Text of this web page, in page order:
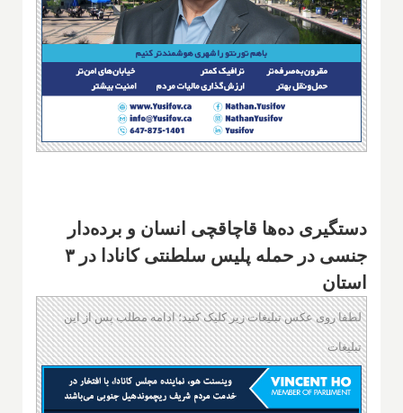
دستگیری ده‌ها قاچاقچی انسان و برده‌دار
جنسی در حمله پلیس سلطنتی کانادا در ۳
استان
لطفا روی عکس تبلیغات زیر کلیک کنید؛ ادامه مطلب پس از این
تبلیغات